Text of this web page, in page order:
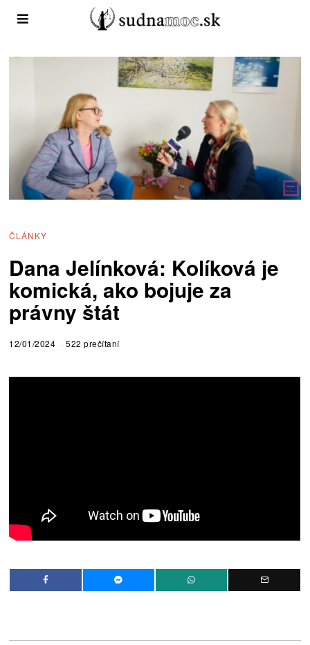
ČLÁNKY
Dana Jelínková: Kolíková je
komická, ako bojuje za
právny štát
12/01/2024 522 prečítaní